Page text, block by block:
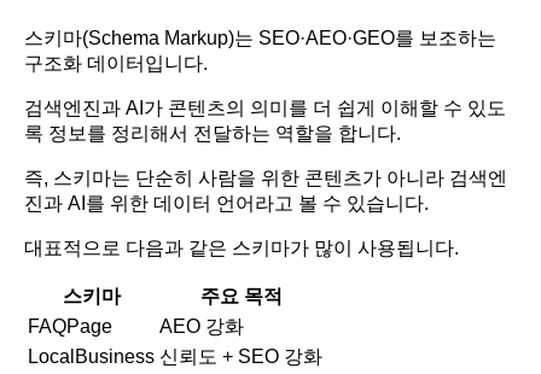
스키마(Schema Markup)는 SEO·AEO·GEO를 보조하는
구조화 데이터입니다.
검색엔진과 AI가 콘텐츠의 의미를 더 쉽게 이해할 수 있도
록 정보를 정리해서 전달하는 역할을 합니다.
즉, 스키마는 단순히 사람을 위한 콘텐츠가 아니라 검색엔
진과 AI를 위한 데이터 언어라고 볼 수 있습니다.
대표적으로 다음과 같은 스키마가 많이 사용됩니다.
스키마
주요 목적
FAQPage
AEO 강화
LocalBusiness 신뢰도 + SEO 강화